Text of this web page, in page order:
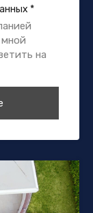
*
мной
на